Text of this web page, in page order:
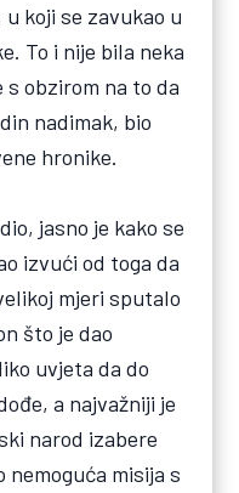
koji se zavukao u
To i nije bila neka
obzirom na to da
nadimak, bio
hronike.
jasno je kako se
izvući od toga da
mjeri sputalo
što je dao
uvjeta da do
a najvažniji je
narod izabere
nemoguća misija s